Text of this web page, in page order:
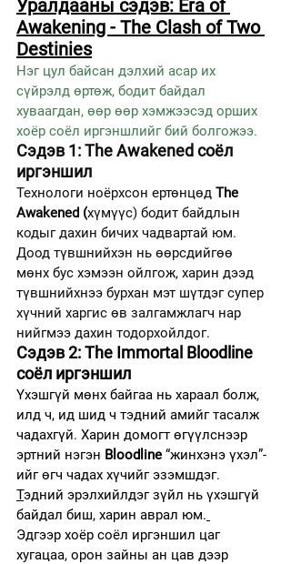
Уралдааны сэдэв: Era of
Awakening - The Clash of Two
Destinies
Нэг цул байсан дэлхий асар их
сүйрэлд өртөж, бодит байдал
хуваагдан, өөр өөр хэмжээсэд орших
хоёр соёл иргэншлийг бий болгожээ.
Сэдэв 1: The Awakened соёл
иргэншил
Технологи ноёрхсон ертөнцөд The
Awakened (хүмүүс) бодит байдлын
кодыг дахин бичих чадвартай юм.
Доод түвшнийхэн нь өөрсдийгөө
мөнх бус хэмээн ойлгож, харин дээд
түвшнийхнээ бурхан мэт шүтдэг супер
хүчний харгис өв залгамжлагч нар
нийгмээ дахин тодорхойлдог.
Сэдэв 2: The Immortal Bloodline
соёл иргэншил
Үхэшгүй мөнх байгаа нь хараал болж,
илд ч, ид шид ч тэдний амийг тасалж
чадахгүй. Харин домогт өгүүлснээр
эртний нэгэн Bloodline “жинхэнэ үхэл”-
ийг өгч чадах хүчийг эзэмшдэг.
Тэдний эрэлхийлдэг зүйл нь үхэшгүй
байдал биш, харин аврал юм.
Эдгээр хоёр соёл иргэншил цаг
хугацаа, орон зайны ан цав дээр